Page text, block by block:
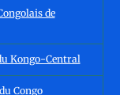
de
Kongo-Central
Congo